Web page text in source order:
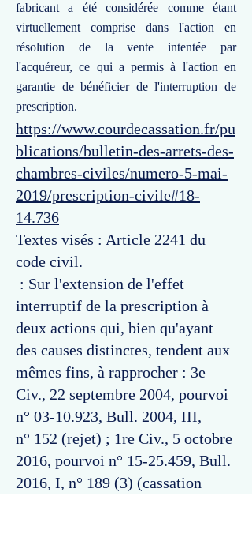
fabricant a été considérée comme étant
virtuellement comprise dans l'action en
résolution de la vente intentée par
l'acquéreur, ce qui a permis à l'action en
garantie de bénéficier de l'interruption de
prescription.
https://www.courdecassation.fr/pu
blications/bulletin-des-arrets-des-
chambres-civiles/numero-5-mai-
2019/prescription-civile#18-
14.736
Textes visés : Article 2241 du
code civil.
: Sur l'extension de l'effet
interruptif de la prescription à
deux actions qui, bien qu'ayant
des causes distinctes, tendent aux
mêmes fins, à rapprocher : 3e
Civ., 22 septembre 2004, pourvoi
n° 03-10.923, Bull. 2004, III,
n° 152 (rejet) ; 1re Civ., 5 octobre
2016, pourvoi n° 15-25.459, Bull.
2016, I, n° 189 (3) (cassation